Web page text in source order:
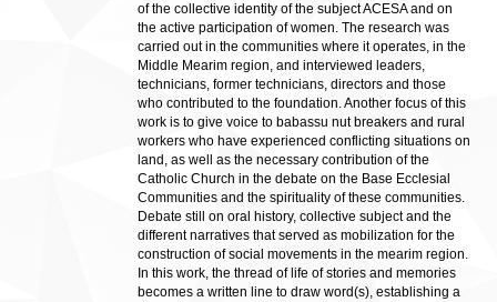
of the collective identity of the subject ACESA and on
the active participation of women. The research was
carried out in the communities where it operates, in the
Middle Mearim region, and interviewed leaders,
technicians, former technicians, directors and those
who contributed to the foundation. Another focus of this
work is to give voice to babassu nut breakers and rural
workers who have experienced conflicting situations on
land, as well as the necessary contribution of the
Catholic Church in the debate on the Base Ecclesial
Communities and the spirituality of these communities.
Debate still on oral history, collective subject and the
different narratives that served as mobilization for the
construction of social movements in the mearim region.
In this work, the thread of life of stories and memories
becomes a written line to draw word(s), establishing a